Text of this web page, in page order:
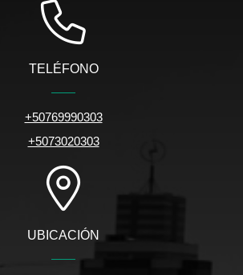
TELÉFONO
+50769990303
+5073020303
UBICACIÓN